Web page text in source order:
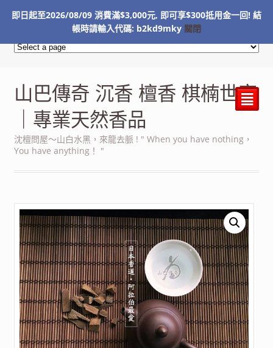
山巴傳奇 沉香 檀香 棋楠世家
｜專業天然香品
沈檀問屋～山白水黑，來龍去脈 ! " When you have nothing，
You have anything！ "
²
即日起至2026/08/09 消費滿$3,000元, 即可享$300抵用金一回! 結
帳時請輸入代碼: b2kd9mky 關閉